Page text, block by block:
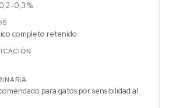
%
completo retenido
para gatos por sensibilidad al